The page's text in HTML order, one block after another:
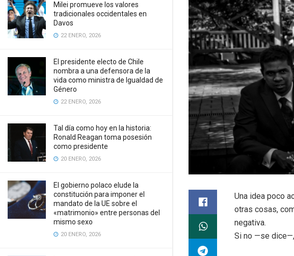
Milei promueve los valores
tradicionales occidentales en
Davos
22 ENERO, 2026
El presidente electo de Chile
nombra a una defensora de la
vida como ministra de Igualdad de
Género
22 ENERO, 2026
Tal día como hoy en la historia:
Ronald Reagan toma posesión
como presidente
20 ENERO, 2026
El gobierno polaco elude la
constitución para imponer el
mandato de la UE sobre el
«matrimonio» entre personas del
mismo sexo
20 ENERO, 2026
Una idea poco
otras cosas,
negativa.
Si no —se